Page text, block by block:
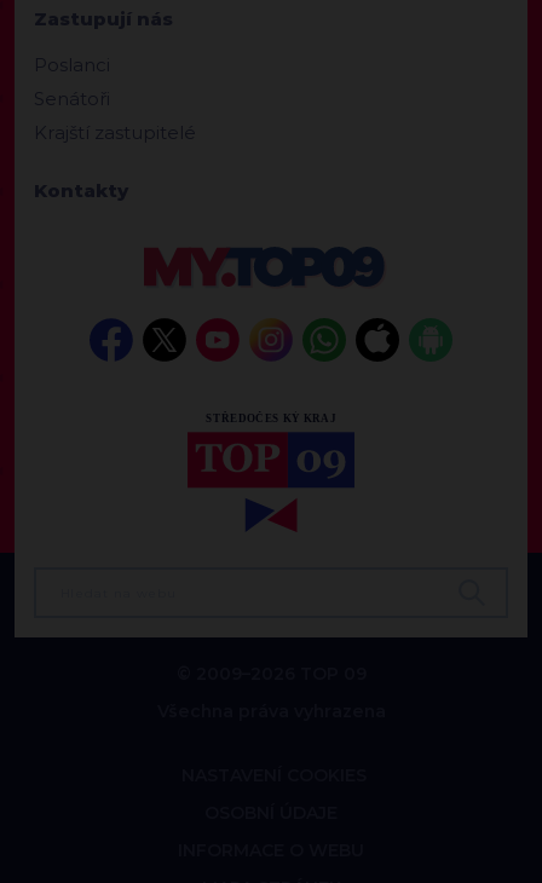
Zastupují nás
Poslanci
Senátoři
Krajští zastupitelé
Kontakty